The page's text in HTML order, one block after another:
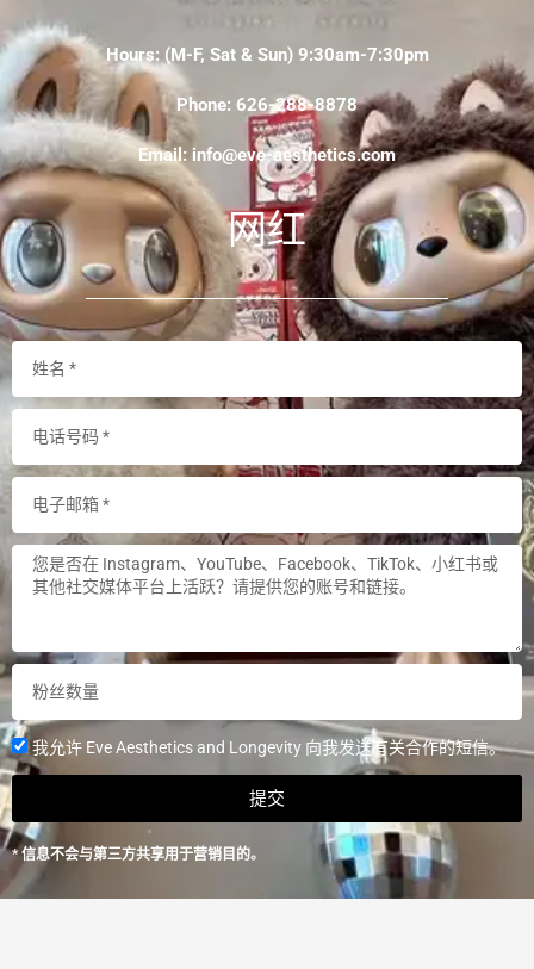
Hours: (M-F, Sat & Sun) 9:30am-7:30pm
Phone: 626-288-8878
Email: info@eve-aesthetics.com
网红
N
a
m
e
P
h
o
n
e
N
u
m
b
e
r
E
m
a
iS
o
c
i
a
l
M
e
d
i
a
#
o
f
f
o
l
l
o
S
e
n
d
t
e
我允许 Eve Aesthetics and Longevity 向我发送有关合作的短信。
提交
* 信息不会与第三方共享用于营销目的。